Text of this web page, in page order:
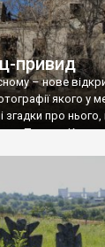
привид
– нове
якого у
згадки про
Палац у